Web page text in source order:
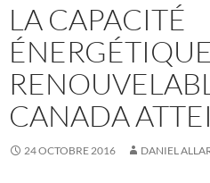
LA CAPACITÉ
ÉNERGÉTIQUE
CANADA
24 OCTOBRE 2016 DANIEL